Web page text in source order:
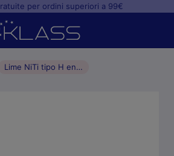
per ordini superiori a 99€
Lime NiTi tipo H endodonzia, ISO 20, giallo, 21mm (conf. 6 pz.)